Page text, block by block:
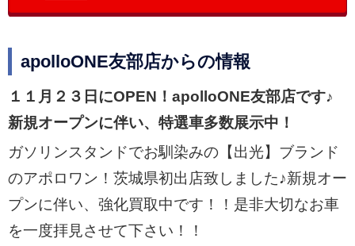
apolloONE友部店からの情報
１１月２３日にOPEN！apolloONE友部店です♪
新規オープンに伴い、特選車多数展示中！
ガソリンスタンドでお馴染みの【出光】ブランド
のアポロワン！茨城県初出店致しました♪新規オー
プンに伴い、強化買取中です！！是非大切なお車
を一度拝見させて下さい！！